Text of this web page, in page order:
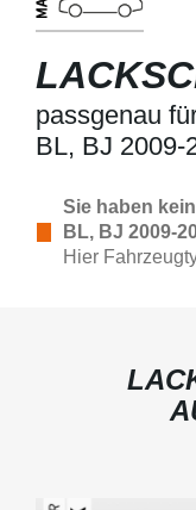
passgenau
BL, BJ 2009-
Sie haben
BL, BJ 2009-
Hier